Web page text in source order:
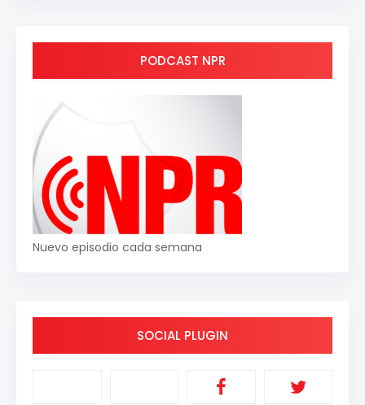
PODCAST NPR
Nuevo episodio cada semana
SOCIAL PLUGIN